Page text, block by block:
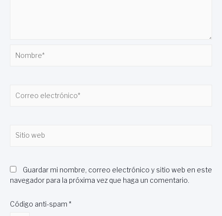
electrónico*
web
Guardar mi nombre, correo electrónico y sitio web en este
navegador para la próxima vez que haga un comentario.
Código anti-spam *